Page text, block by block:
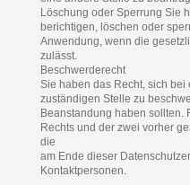
Löschung oder Sperrung Sie
berichtigen, löschen oder
Anwendung, wenn die
zulässt.
Beschwerderecht
Sie haben das Recht, sich bei
zuständigen Stelle zu
Beanstandung haben sollten.
Rechts und der zwei vorher
die
am Ende dieser
Kontaktpersonen.